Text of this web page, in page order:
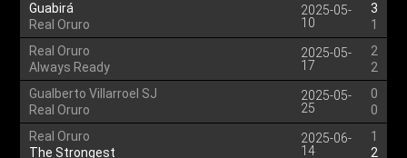
Guabirá
Real Oruro
2025-05-
10
3
1
Real Oruro
Always Ready
2025-05-
17
2
2
Gualberto Villarroel SJ
Real Oruro
2025-05-
25
0
0
Real Oruro
The Strongest
2025-06-
14
1
2